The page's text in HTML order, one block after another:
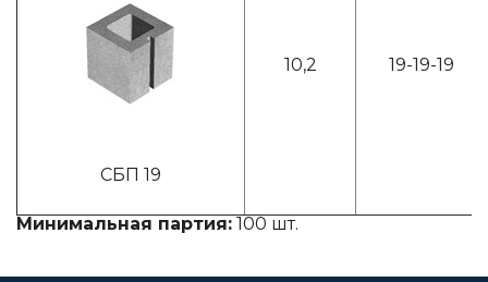
СБП 19
10,2 19-19-19
Минимальная партия: 100 шт.